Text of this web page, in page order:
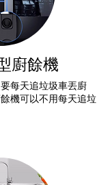
廚餘機
每天追垃圾車丟廚
機可以不用每天追垃